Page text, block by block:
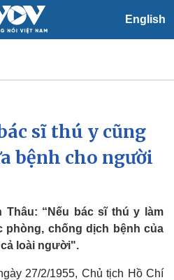
English
Xã hội
Tin 24h
Dự báo thời tiết
Việc làm
Biển đảo
sĩ thú y cũng
bệnh cho người
Thâu: “Nếu bác sĩ thú y làm
phòng, chống dịch bệnh của
loài người".
27/2/1955, Chủ tịch Hồ Chí